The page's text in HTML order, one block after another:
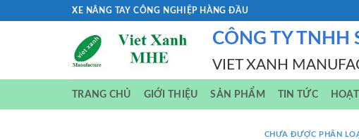
XE NÂNG TAY CÔNG NGHIỆP HÀNG ĐẦU
CÔNG TY TNHH
VIET XANH
TRANG CHỦ GIỚI THIỆU SẢN PHẨM TIN TỨC
CHƯA ĐƯỢC PHÂN